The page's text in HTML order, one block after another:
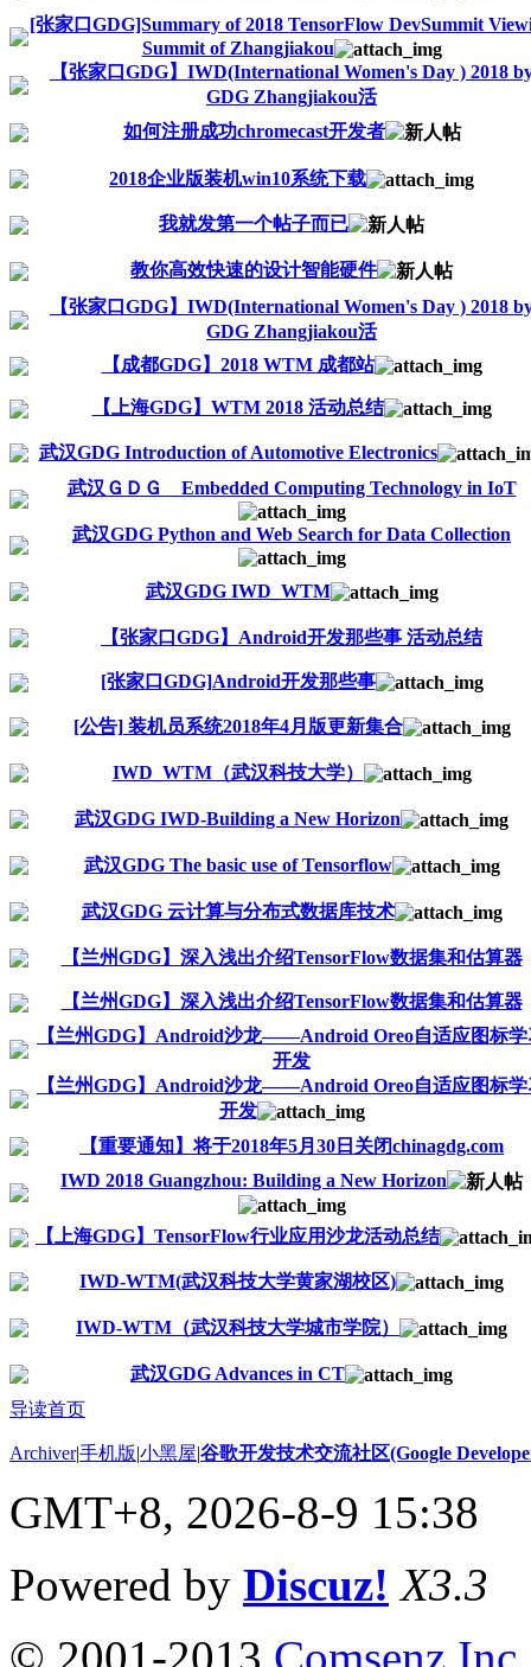
[张家口GDG]Summary of 2018 TensorFlow DevSummit
Summit of Zhangjiakou
【张家口GDG】IWD(International Women's Day ) 2018
GDG Zhangjiakou活
如何注册成功chromecast开发者
2018企业版装机win10系统下载
我就发第一个帖子而已
教你高效快速的设计智能硬件
【张家口GDG】IWD(International Women's Day ) 2018
GDG Zhangjiakou活
【成都GDG】2018 WTM 成都站
【上海GDG】WTM 2018 活动总结
武汉GDG Introduction of Automotive Electronics
武汉ＧＤＧ Embedded Computing Technology in IoT
武汉GDG Python and Web Search for Data Collection
武汉GDG IWD_WTM
【张家口GDG】Android开发那些事 活动总结
[张家口GDG]Android开发那些事
[公告] 装机员系统2018年4月版更新集合
IWD_WTM（武汉科技大学）
武汉GDG IWD-Building a New Horizon
武汉GDG The basic use of Tensorflow
武汉GDG 云计算与分布式数据库技术
【兰州GDG】深入浅出介绍TensorFlow数据集和估算器
【兰州GDG】深入浅出介绍TensorFlow数据集和估算器
【兰州GDG】Android沙龙——Android Oreo自适应图标学
开发
【兰州GDG】Android沙龙——Android Oreo自适应图标学
开发
【重要通知】将于2018年5月30日关闭chinagdg.com
IWD 2018 Guangzhou: Building a New Horizon
【上海GDG】TensorFlow行业应用沙龙活动总结
IWD-WTM(武汉科技大学黄家湖校区)
IWD-WTM（武汉科技大学城市学院）
武汉GDG Advances in CT
导读首页
Archiver|手机版|小黑屋|谷歌开发技术交流社区(Google
GMT+8, 2026-8-9 15:38
Powered by Discuz! X3.3
© 2001-2013 Comsenz Inc.